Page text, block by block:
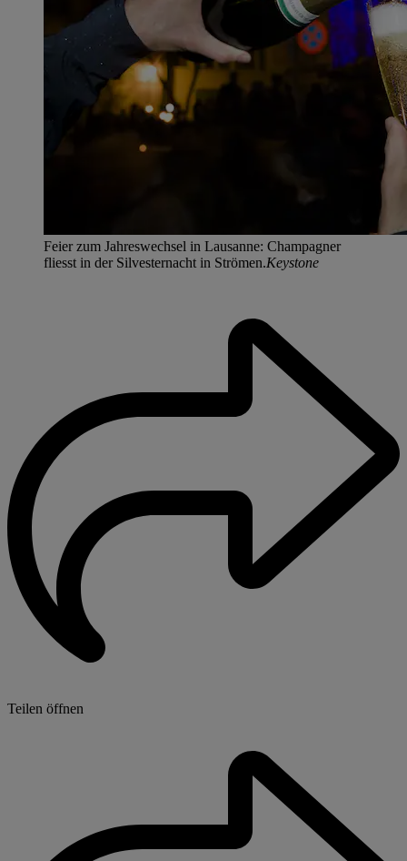
Feier zum Jahreswechsel in Lausanne: Champagner
fliesst in der Silvesternacht in Strömen.Keystone
Teilen öffnen